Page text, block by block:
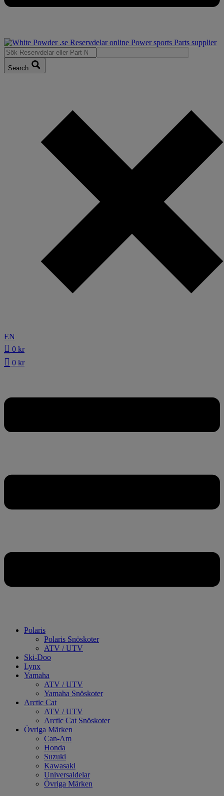
Search
EN
0 kr
0 kr
Polaris
Polaris Snöskoter
ATV / UTV
Ski-Doo
Lynx
Yamaha
ATV / UTV
Yamaha Snöskoter
Arctic Cat
ATV / UTV
Arctic Cat Snöskoter
Övriga Märken
Can-Am
Honda
Suzuki
Kawasaki
Universaldelar
Övriga Märken